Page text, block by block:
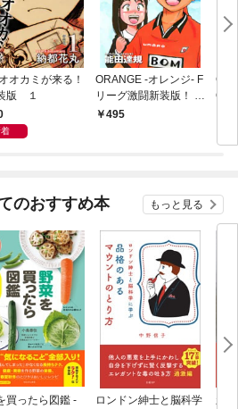
オカミが来る！
版 １
ORANGE -オレンジ- F
リーグ激闘新装版！ 第
１巻495
のおすすめ本 もっと見る
買ったら図鑑 -
ロンドン紳士と脳科学
新